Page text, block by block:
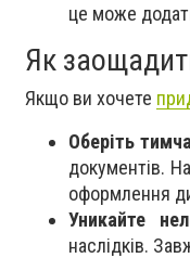
це може
Як
Якщо ви хочете
Оберіть
документів.
оформлення
Уникайте
наслідків.